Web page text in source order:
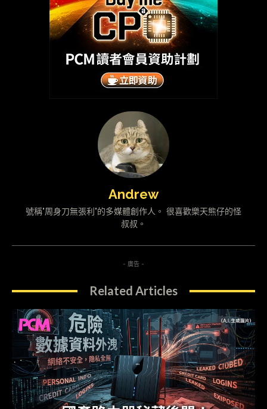
Andrew
號稱"周身刀無張利"的多媒體創作人。 很喜歡樂天熊仔的怪
叔叔。
- 廣告 -
Related Articles